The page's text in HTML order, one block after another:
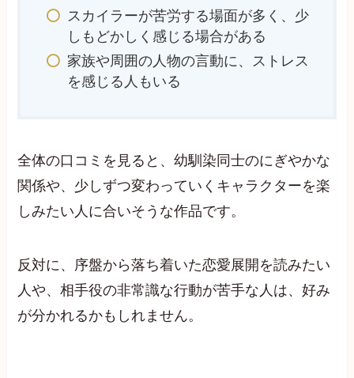
スカイラーが苦労する場面が多く、少
しもどかしく感じる場合がある
家族や周囲の人物の言動に、ストレス
を感じる人もいる
全体の口コミを見ると、幼馴染同士のにぎやかな
関係や、少しずつ変わっていくキャラクターを楽
しみたい人に合いそうな作品です。
反対に、序盤から落ち着いた恋愛展開を読みたい
人や、相手役の非常識な行動が苦手な人は、好み
が分かれるかもしれません。